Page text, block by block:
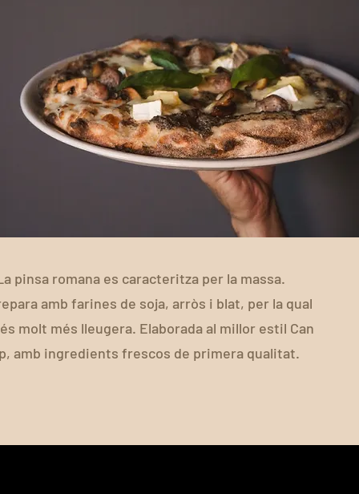
pinsa romana es caracteritza per la massa.
amb farines de soja, arròs i blat, per la qual
molt més lleugera. Elaborada al millor estil Can
amb ingredients frescos de primera qualitat.